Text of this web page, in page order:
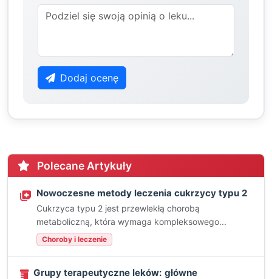
Dodaj ocenę
Polecane Artykuły
Nowoczesne metody leczenia cukrzycy typu 2
Cukrzyca typu 2 jest przewlekłą chorobą
metaboliczną, która wymaga kompleksowego...
Choroby i leczenie
Grupy terapeutyczne leków: główne